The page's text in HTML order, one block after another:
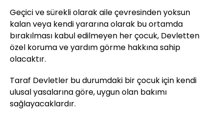
Geçici ve sürekli olarak aile çevresinden yoksun
kalan veya kendi yararına olarak bu ortamda
bırakılması kabul edilmeyen her çocuk, Devletten
özel koruma ve yardım görme hakkına sahip
olacaktır.
Taraf Devletler bu durumdaki bir çocuk için kendi
ulusal yasalarına göre, uygun olan bakımı
sağlayacaklardır.